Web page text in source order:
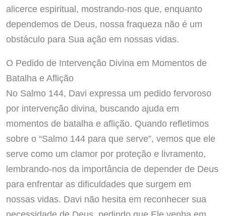
alicerce espiritual, mostrando-nos que, enquanto
dependemos de Deus, nossa fraqueza não é um
obstáculo para Sua ação em nossas vidas.
O Pedido de Intervenção Divina em Momentos de
Batalha e Aflição
No Salmo 144, Davi expressa um pedido fervoroso
por intervenção divina, buscando ajuda em
momentos de batalha e aflição. Quando refletimos
sobre o “Salmo 144 para que serve”, vemos que ele
serve como um clamor por proteção e livramento,
lembrando-nos da importância de depender de Deus
para enfrentar as dificuldades que surgem em
nossas vidas. Davi não hesita em reconhecer sua